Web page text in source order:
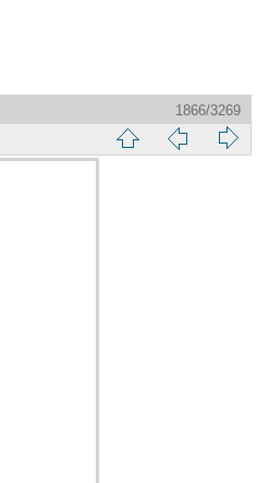
1866/3269
略
頁
一